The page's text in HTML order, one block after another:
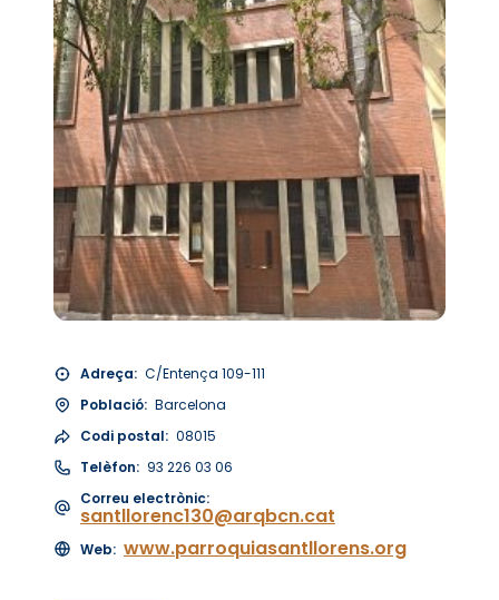
Adreça: C/Entença 109-111
Població: Barcelona
Codi postal: 08015
Telèfon: 93 226 03 06
Correu electrònic:
santllorenc130@arqbcn.cat
Web: www.parroquiasantllorens.org